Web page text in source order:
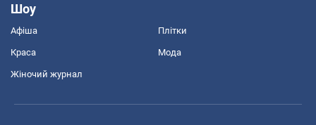
Шоу
Афіша Плітки
Краса Мода
Жіночий журнал